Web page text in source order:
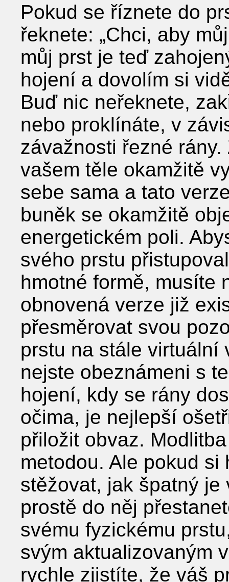
Pokud se říznete do
řeknete: „Chci, aby
můj prst je teď
hojení a dovolím si
Buď nic neřeknete,
nebo proklínáte, v
závažnosti řezné
vašem těle okamžitě
sebe sama a tato
buněk se okamžitě
energetickém poli.
svého prstu
hmotné formě, musíte
obnovená verze již
přesměrovat svou
prstu na stále virtuální
nejste obeznámeni s
hojení, kdy se rány
očima, je nejlepší
přiložit obvaz.
metodou. Ale pokud
stěžovat, jak špatný je
prostě do něj
svému fyzickému
svým aktualizovaným
rychle zjistíte, že váš